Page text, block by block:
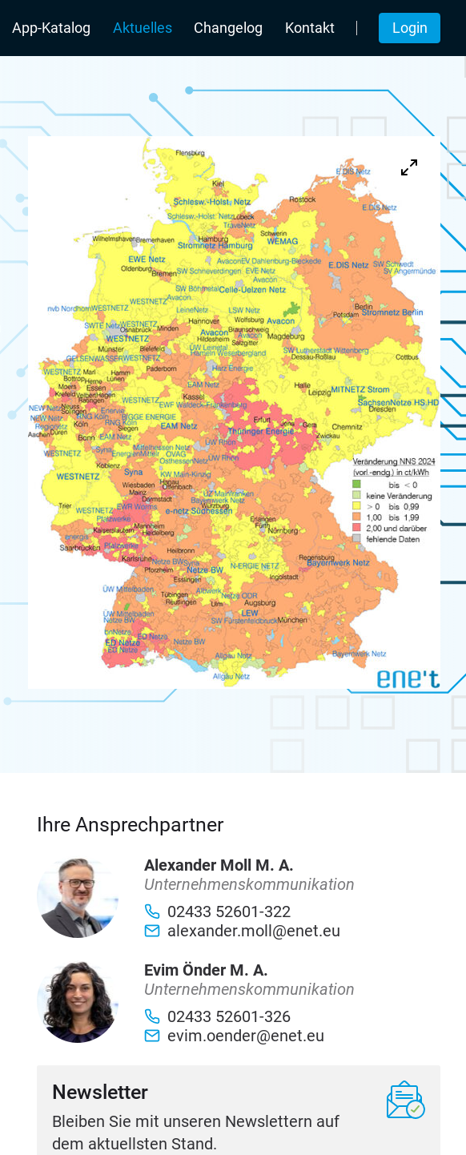
App-Katalog Aktuelles Changelog Kontakt Login
Ihre Ansprechpartner
Alexander Moll M. A.
Unternehmenskommunikation
02433 52601-322
alexander.moll@enet.eu
Evim Önder M. A.
Unternehmenskommunikation
02433 52601-326
evim.oender@enet.eu
Newsletter
Bleiben Sie mit unseren Newslettern auf
dem aktuellsten Stand.